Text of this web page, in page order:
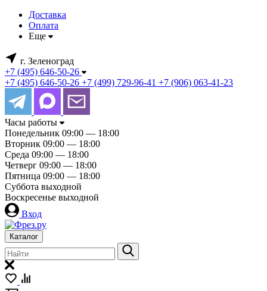
Доставка
Оплата
Еще
г. Зеленоград
+7 (495) 646-50-26
+7 (495) 646-50-26 +7 (499) 729-96-41 +7 (906) 063-41-23
Часы работы
Понедельник 09:00 — 18:00
Вторник 09:00 — 18:00
Среда 09:00 — 18:00
Четверг 09:00 — 18:00
Пятница 09:00 — 18:00
Суббота выходной
Воскресенье выходной
Вход
Каталог